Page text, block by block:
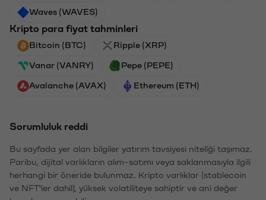
Waves (WAVES)
Kripto para fiyat tahminleri
Bitcoin (BTC) Ripple (XRP)
Vanar (VANRY) Pepe (PEPE)
Avalanche (AVAX) Ethereum (ETH)
Sorumluluk reddi
Bu sayfada yer alan bilgiler yatırım tavsiyesi niteliği taşımaz.
Paribu, dijital varlıkların alım-satımı veya saklanmasıyla ilgili
herhangi bir öneride bulunmaz. Kripto varlıklar (stablecoin
ve NFT'ler dahil), yüksek volatiliteye sahiptir ve ani değer